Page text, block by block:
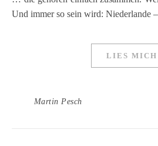
Und immer so sein wird: Niederlande
LIES MICH
Martin Pesch